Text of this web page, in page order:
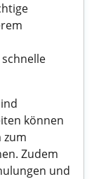
können
zum
Zudem
und